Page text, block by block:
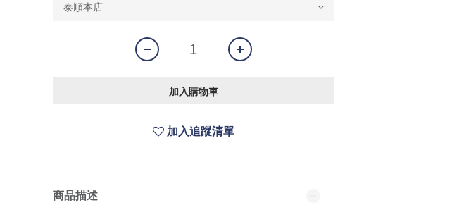
加入購物車
加入追蹤清單
商品描述